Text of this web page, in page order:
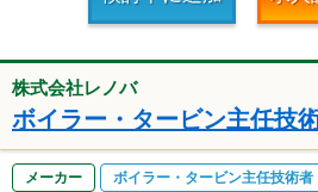
株式会社レノバ
ボイラー・タービン主任技
メーカー ボイラー・タービン主任技術者